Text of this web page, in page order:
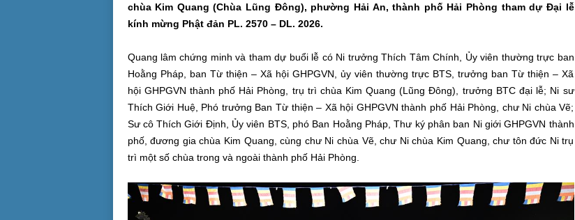
chùa Kim Quang (Chùa Lũng Đông), phường Hải An, thành phố Hải Phòng tham dự Đại lễ
kính mừng Phật đản PL. 2570 – DL. 2026.
Quang lâm chứng minh và tham dự buổi lễ có Ni trưởng Thích Tâm Chính, Ủy viên thường trực ban
Hoằng Pháp, ban Từ thiện – Xã hội GHPGVN, ủy viên thường trực BTS, trưởng ban Từ thiện – Xã
hội GHPGVN thành phố Hải Phòng, trụ trì chùa Kim Quang (Lũng Đông), trưởng BTC đại lễ; Ni sư
Thích Giới Huệ, Phó trưởng Ban Từ thiện – Xã hội GHPGVN thành phố Hải Phòng, chư Ni chùa Vẽ;
Sư cô Thích Giới Định, Ủy viên BTS, phó Ban Hoằng Pháp, Thư ký phân ban Ni giới GHPGVN thành
phố, đương gia chùa Kim Quang, cùng chư Ni chùa Vẽ, chư Ni chùa Kim Quang, chư tôn đức Ni trụ
trì một số chùa trong và ngoài thành phố Hải Phòng.